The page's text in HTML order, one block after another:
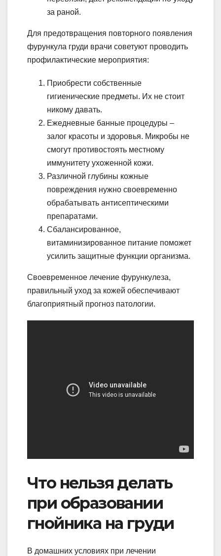
за раной.
Для предотвращения повторного появления
фурункула груди врачи советуют проводить
профилактические мероприятия:
Приобрести собственные
гигиенические предметы. Их не стоит
никому давать.
Ежедневные банные процедуры –
залог красоты и здоровья. Микробы не
смогут противостоять местному
иммунитету ухоженной кожи.
Различной глубины кожные
повреждения нужно своевременно
обрабатывать антисептическими
препаратами.
Сбалансированное,
витаминизированное питание поможет
усилить защитные функции организма.
Своевременное лечение фурункулеза,
правильный уход за кожей обеспечивают
благоприятный прогноз патологии.
Что нельзя делать
при образовании
гнойника на груди
В домашних условиях при лечении